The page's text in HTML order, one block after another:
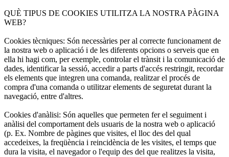
QUÈ TIPUS DE COOKIES UTILITZA LA NOSTRA PÀGINA
WEB?
Cookies tècniques: Són necessàries per al correcte funcionament de
la nostra web o aplicació i de les diferents opcions o serveis que en
ella hi hagi com, per exemple, controlar el trànsit i la comunicació de
dades, identificar la sessió, accedir a parts d'accés restringit, recordar
els elements que integren una comanda, realitzar el procés de
compra d'una comanda o utilitzar elements de seguretat durant la
navegació, entre d'altres.
Cookies d'anàlisi: Són aquelles que permeten fer el seguiment i
anàlisi del comportament dels usuaris de la nostra web o aplicació
(p. Ex. Nombre de pàgines que visites, el lloc des del qual
accedeixes, la freqüència i reincidència de les visites, el temps que
dura la visita, el navegador o l'equip des del que realitzes la visita,